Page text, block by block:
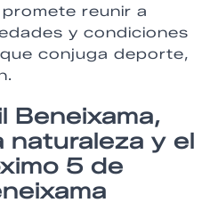
reunir a
y condiciones
conjuga deporte,
Beneixama,
naturaleza y el
5 de